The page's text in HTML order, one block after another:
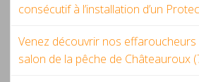
consécutif à l’installation d’un
Venez découvrir nos
salon de la pêche de Châteauroux